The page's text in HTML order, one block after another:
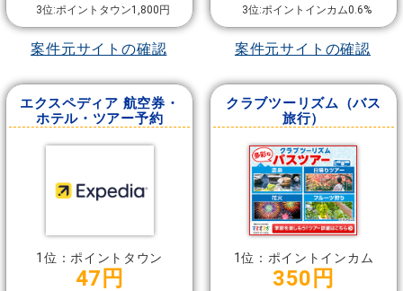
3位:ポイントタウン1,800円
案件元サイトの確認
3位:ポイントインカム0.6%
案件元サイトの確認
エクスペディア 航空券・
ホテル・ツアー予約
1位：ポイントタウン
47円
クラブツーリズム（バス
旅行）
1位：ポイントインカム
350円